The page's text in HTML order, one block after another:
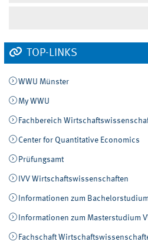
TOP-LINKS
WWU Münster
My WWU
Fachbereich
Center for Quantitative Economics
Prüfungsamt
IVV Wirtschaftswissenschaften
Informationen zum
Informationen zum Masterstudium
Fachschaft